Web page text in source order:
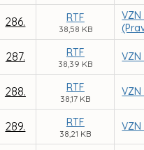
286. RTF
38,58 KB
287. RTF
38,39 KB
288. RTF
38,17 KB
289. RTF
38,21 KB